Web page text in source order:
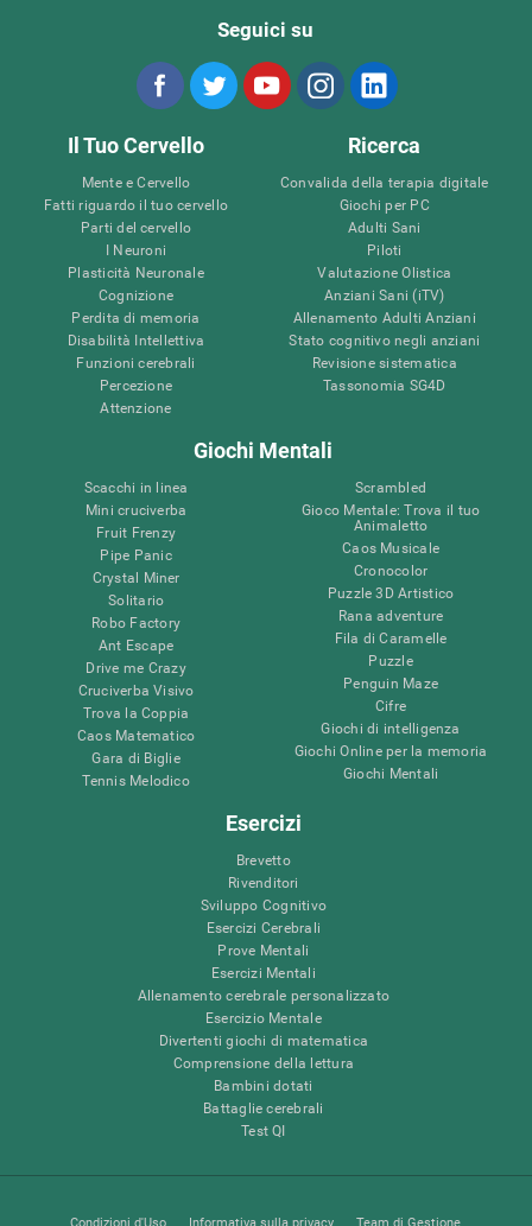
Seguici su
Il Tuo Cervello
Mente e Cervello
Fatti riguardo il tuo cervello
Parti del cervello
I Neuroni
Plasticità Neuronale
Cognizione
Perdita di memoria
Disabilità Intellettiva
Funzioni cerebrali
Percezione
Attenzione
Ricerca
Convalida della terapia digitale
Giochi per PC
Adulti Sani
Piloti
Valutazione Olistica
Anziani Sani (iTV)
Allenamento Adulti Anziani
Stato cognitivo negli anziani
Revisione sistematica
Tassonomia SG4D
Giochi Mentali
Scacchi in linea
Mini cruciverba
Fruit Frenzy
Pipe Panic
Crystal Miner
Solitario
Robo Factory
Ant Escape
Drive me Crazy
Cruciverba Visivo
Trova la Coppia
Caos Matematico
Gara di Biglie
Tennis Melodico
Scrambled
Gioco Mentale: Trova il tuo
Animaletto
Caos Musicale
Cronocolor
Puzzle 3D Artistico
Rana adventure
Fila di Caramelle
Puzzle
Penguin Maze
Cifre
Giochi di intelligenza
Giochi Online per la memoria
Giochi Mentali
Esercizi
Brevetto
Rivenditori
Sviluppo Cognitivo
Esercizi Cerebrali
Prove Mentali
Esercizi Mentali
Allenamento cerebrale personalizzato
Esercizio Mentale
Divertenti giochi di matematica
Comprensione della lettura
Bambini dotati
Battaglie cerebrali
Test QI
Condizioni d'Uso Informativa sulla privacy Team di Gestione